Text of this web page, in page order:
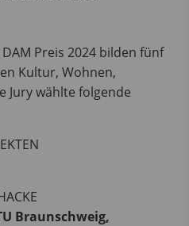
Preis 2024 bilden fünf
Kultur, Wohnen,
Jury wählte folgende
Braunschweig,